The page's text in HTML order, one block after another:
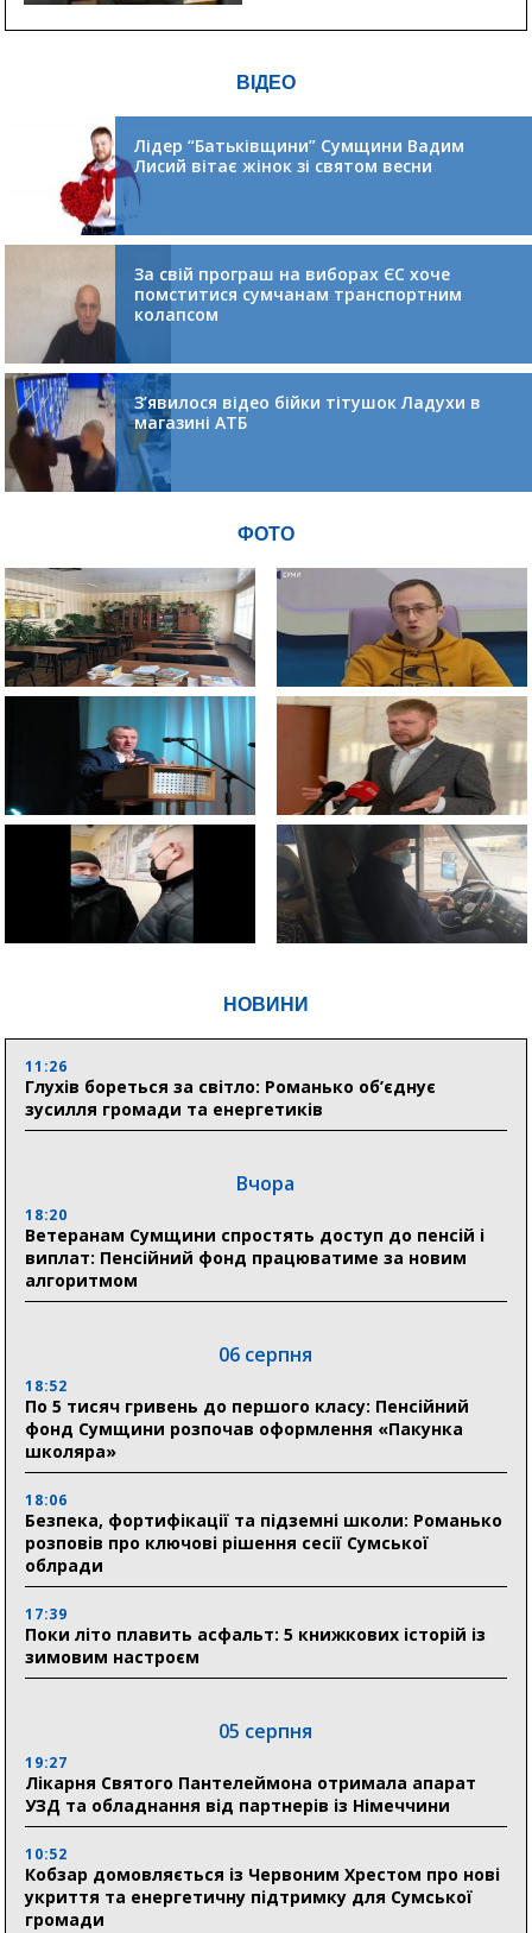
НОВИНИ
11:26
Глухів бореться за світло: Романько об’єднує
зусилля громади та енергетиків
Вчора
18:20
Ветеранам Сумщини спростять доступ до пенсій і
виплат: Пенсійний фонд працюватиме за новим
алгоритмом
06 серпня
18:52
По 5 тисяч гривень до першого класу: Пенсійний
фонд Сумщини розпочав оформлення «Пакунка
школяра»
18:06
Безпека, фортифікації та підземні школи: Романько
розповів про ключові рішення сесії Сумської
облради
17:39
Поки літо плавить асфальт: 5 книжкових історій із
зимовим настроєм
05 серпня
19:27
Лікарня Святого Пантелеймона отримала апарат
УЗД та обладнання від партнерів із Німеччини
10:52
Кобзар домовляється із Червоним Хрестом про нові
укриття та енергетичну підтримку для Сумської
громади
ВІДЕО
Лідер “Батьківщини” Сумщини Вадим
Лисий вітає жінок зі святом весни
За свій програш на виборах ЄС хоче
помститися сумчанам транспортним
колапсом
З’явилося відео бійки тітушок Ладухи в
магазині АТБ
ФОТО